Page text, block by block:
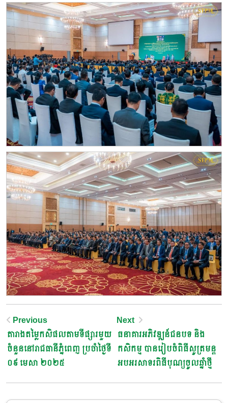
Post
Navigation
Previous
តារាងតម្លៃកសិផលតាមទីផ្សារមួយ
ចំនួននៅរាជធានីភ្នំពេញ ប្រចាំថ្ងៃទី
០៩ មេសា ២០២៥
Next
ធនាគារអភិវឌ្ឍន៍ជនបទ និង
កសិកម្ម បានរៀបចំពិធីសូត្រមន្ត
អបអរសាទរពិធីបុណ្យចូលឆ្នាំថ្មី